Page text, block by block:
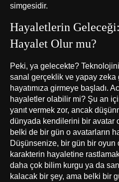
simgesidir.
Hayaletlerin
Hayalet Olur mu?
Peki, ya gelecekte?
sanal gerçeklik ve yapay zeka
hayatımıza girmeye başladı.
hayaletler olabilir mi? Şu an
yanıt vermek zor, ancak
dünyada kendilerini bir avatar
belki de bir gün o avatarların
Düşünsenize, bir gün bir
karakterin hayaletine
daha çok bilim kurgu ya da
kalacak bir şey, ama belki bir